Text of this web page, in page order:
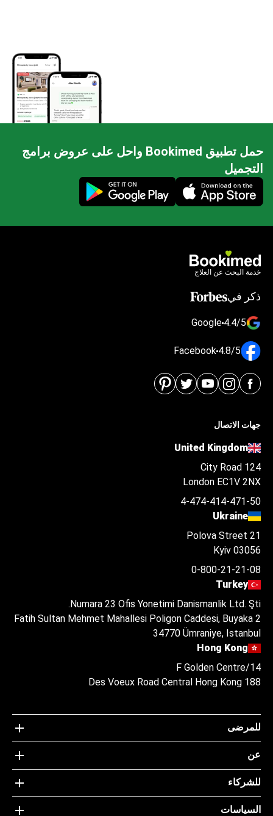
حمل تطبيق Bookimed واحل على عروض برامج
التجميل
Mobile app illustration
خدمة البحث عن العلاج
ذكر في
4.4/5
Google
4.8/5
Facebook
جهات الاتصال
United Kingdom
124 City Road
London EC1V 2NX
4-474-414-471-50
Ukraine
Polova Street 21
Kyiv 03056
0-800-21-21-08
Turkey
Numara 23 Ofis Yonetimi Danismanlik Ltd. Şti.
Fatih Sultan Mehmet Mahallesi Poligon Caddesi, Buyaka 2
34770 Ümraniye, Istanbul
Hong Kong
14/F Golden Centre
188 Des Voeux Road Central Hong Kong
للمرضى
عن
للشركاء
السياسات